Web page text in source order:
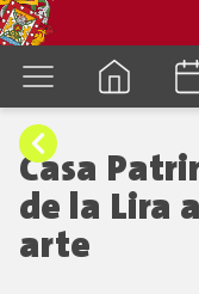
Casa
de la Lira
arte